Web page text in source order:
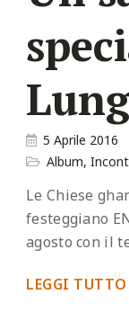
5 Aprile 2016
Album,
Le Chiese
festeggiano
agosto con il
LEGGI TUTTO